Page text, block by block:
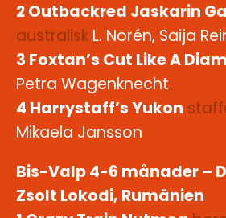
2 Outbackred Jaskarin
australisk L. Norén, Saija
3 Foxtan’s Cut Like A
Petra Wagenknecht
4 Harrystaff’s Yukon
Mikaela Jansson
Bis-Valp 4-6 månader –
Zsolt Lokodi, Rumänien